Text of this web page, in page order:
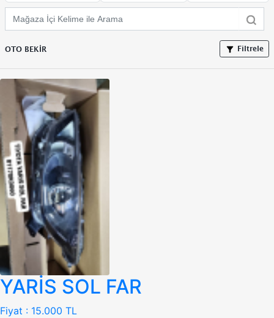
OTO BEKİR Filtrele
YARİS SOL FAR
Fiyat : 15.000 TL